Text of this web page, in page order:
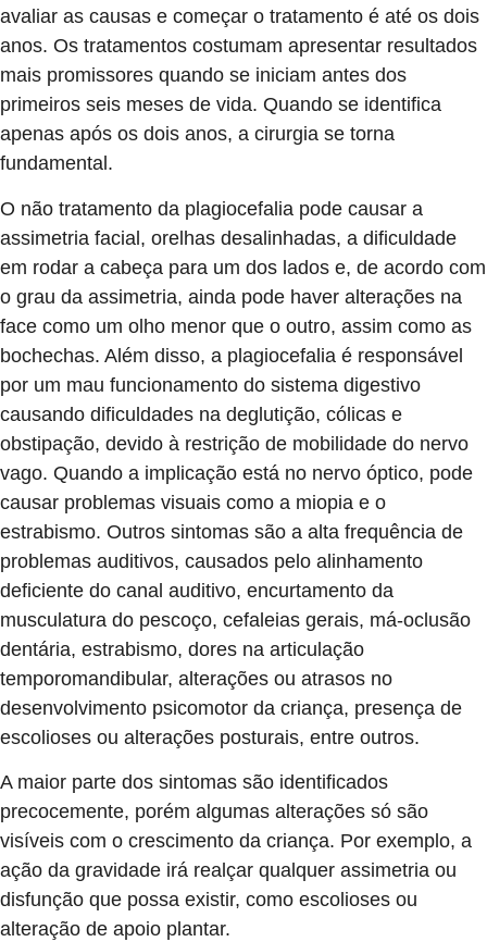
avaliar as causas e começar o tratamento é até os dois
anos. Os tratamentos costumam apresentar resultados
mais promissores quando se iniciam antes dos
primeiros seis meses de vida. Quando se identifica
apenas após os dois anos, a cirurgia se torna
fundamental.
O não tratamento da plagiocefalia pode causar a
assimetria facial, orelhas desalinhadas, a dificuldade
em rodar a cabeça para um dos lados e, de acordo com
o grau da assimetria, ainda pode haver alterações na
face como um olho menor que o outro, assim como as
bochechas. Além disso, a plagiocefalia é responsável
por um mau funcionamento do sistema digestivo
causando dificuldades na deglutição, cólicas e
obstipação, devido à restrição de mobilidade do nervo
vago. Quando a implicação está no nervo óptico, pode
causar problemas visuais como a miopia e o
estrabismo. Outros sintomas são a alta frequência de
problemas auditivos, causados pelo alinhamento
deficiente do canal auditivo, encurtamento da
musculatura do pescoço, cefaleias gerais, má-oclusão
dentária, estrabismo, dores na articulação
temporomandibular, alterações ou atrasos no
desenvolvimento psicomotor da criança, presença de
escolioses ou alterações posturais, entre outros.
A maior parte dos sintomas são identificados
precocemente, porém algumas alterações só são
visíveis com o crescimento da criança. Por exemplo, a
ação da gravidade irá realçar qualquer assimetria ou
disfunção que possa existir, como escolioses ou
alteração de apoio plantar.